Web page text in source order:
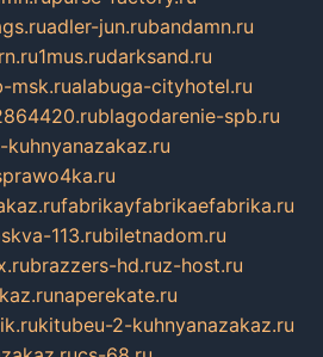
adler-jun.rubandamn.ru
1mus.rudarksand.ru
msk.rualabuga-cityhotel.ru
blagodarenie-spb.ru
fabrikayfabrikaefabrika.ru
113.rubiletnadom.ru
brazzers-hd.ruz-host.ru
naperekate.ru
kitubeu-2-kuhnyanazakaz.ru